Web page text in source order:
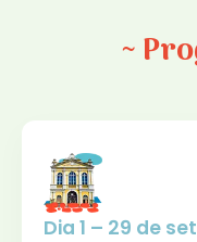
~
Dia 1 – 29 de